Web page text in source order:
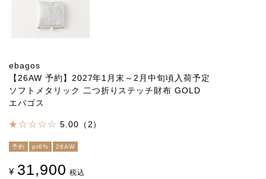
ebagos
【26AW 予約】2027年1月末～2月中旬頃入荷予定
ソフトメタリック 二つ折りステッチ財布 GOLD
エバゴス
5.00（2）
予約 pt6% 26AW
¥ 31,900 税込